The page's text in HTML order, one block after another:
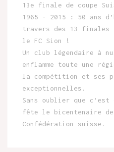
13e finale de coupe
1965 - 2015 : 50 ans
travers des 13 finales
le FC Sion !
Un club légendaire à
enflamme toute une
la compétition et ses
exceptionnelles.
Sans oublier que c’est
fête le bicentenaire
Confédération suisse.